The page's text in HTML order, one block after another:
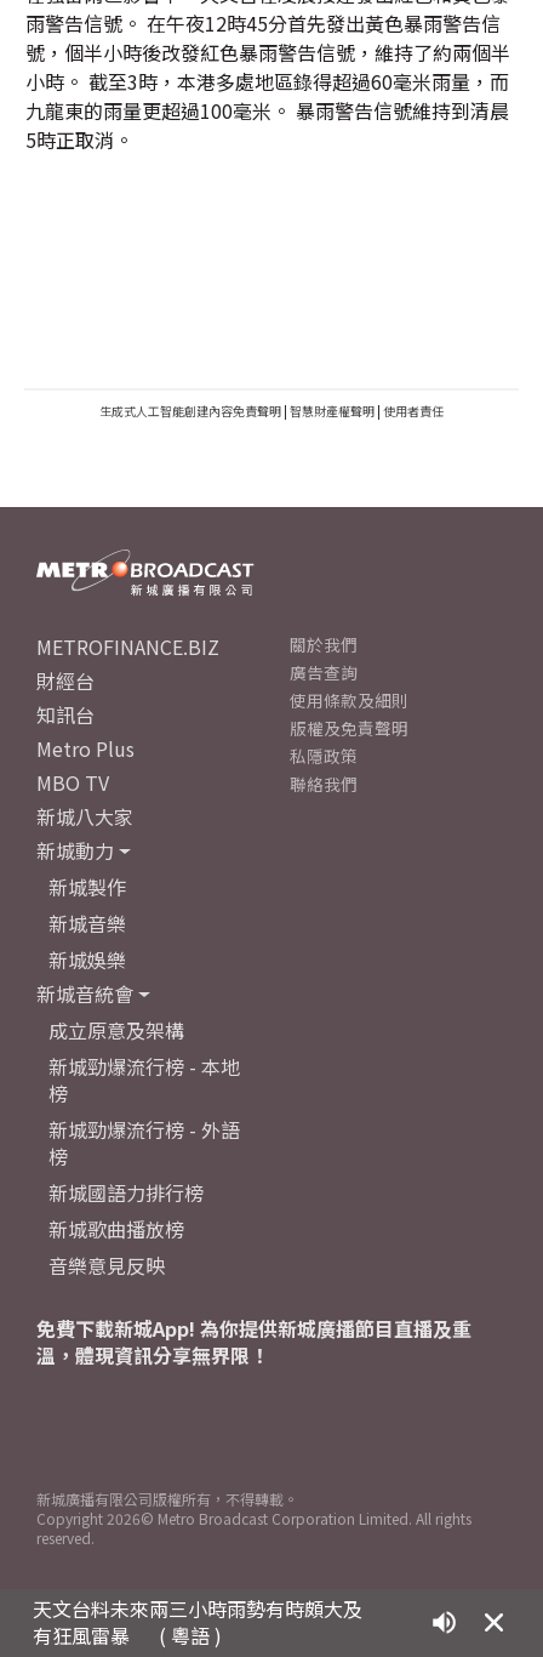
雨警告信號。 在午夜12時45分首先發出黃色暴雨警告信
號，個半小時後改發紅色暴雨警告信號，維持了約兩個半
小時。 截至3時，本港多處地區錄得超過60毫米雨量，而
九龍東的雨量更超過100毫米。 暴雨警告信號維持到清晨
5時正取消。
生成式人工智能創建內容免責聲明 | 智慧財產權聲明 | 使用者責任
天文台料未來兩三小時雨勢有時頗大及
有狂風雷暴
( 粵語 )
METROFINANCE.BIZ
財經台
知訊台
Metro Plus
MBO TV
新城八大家
新城動力
新城製作
新城音樂
新城娛樂
新城音統會
成立原意及架構
新城勁爆流行榜 - 本地
榜
新城勁爆流行榜 - 外語
榜
新城國語力排行榜
新城歌曲播放榜
音樂意見反映
關於我們
廣告查詢
使用條款及細則
版權及免責聲明
私隱政策
聯絡我們
免費下載新城App! 為你提供新城廣播節目直播及重
溫，體現資訊分享無界限！
新城廣播有限公司版權所有，不得轉載。
Copyright 2026© Metro Broadcast Corporation Limited. All rights
reserved.